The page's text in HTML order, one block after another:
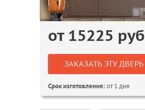
от 15225 руб
ЗАКАЗАТЬ ЭТУ ДВЕРЬ
Срок изготовления:от 1 дня